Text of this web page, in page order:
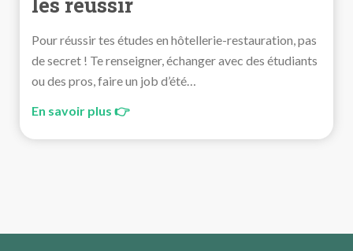
Pour réussir tes études en hôtellerie-restauration, pas
de secret ! Te renseigner, échanger avec des étudiants
ou des pros, faire un job d’été…
En savoir plus 👉